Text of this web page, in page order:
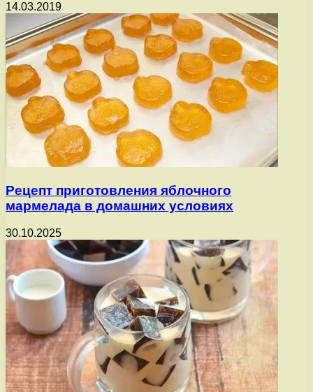
14.03.2019
Рецепт приготовления яблочного
мармелада в домашних условиях
30.10.2025